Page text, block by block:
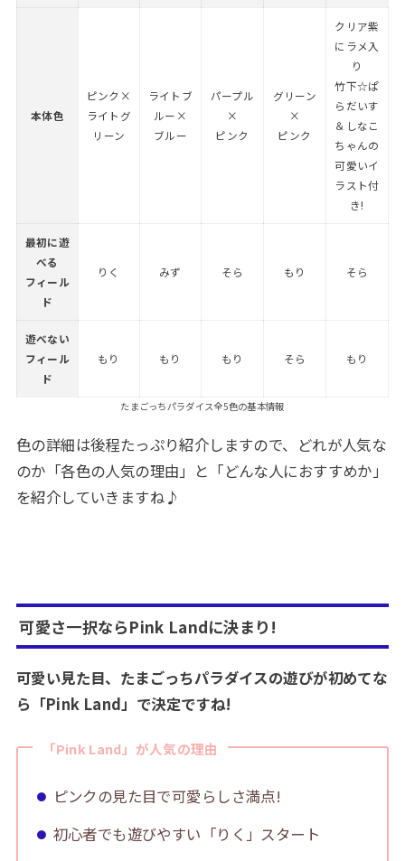
本体色
ピンク×
ライトグ
リーン
ライトブ
ルー×
ブルー
パープル
×
ピンク
グリーン
×
ピンク
クリア紫
にラメ入
り
竹下☆ぱ
らだいす
＆しなこ
ちゃんの
可愛いイ
ラスト付
き!
最初に遊
べる
フィール
ド
りく みず そら もり そら
遊べない
フィール
ド
もり もり もり そら もり
たまごっちパラダイス全5色の基本情報
色の詳細は後程たっぷり紹介しますので、どれが人気な
のか「各色の人気の理由」と「どんな人におすすめか」
を紹介していきますね♪
可愛さ一択ならPink Landに決まり!
可愛い見た目、たまごっちパラダイスの遊びが初めてな
ら「Pink Land」で決定ですね!
「Pink Land」が人気の理由
ピンクの見た目で可愛らしさ満点!
初心者でも遊びやすい「りく」スタート